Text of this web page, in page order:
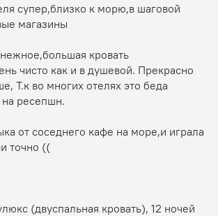
супер,близко к морю,в шаговой
магазины
кровать
чисто как и в душевой. Прекрасно
Т.к во многих отелях это беда
ресепшн.
от соседнего кафе на море,и играла
точно ((
(двуспальная кровать), 12 ночей